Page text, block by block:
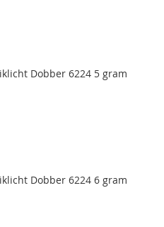
Dobber 6224 5 gram
Dobber 6224 6 gram